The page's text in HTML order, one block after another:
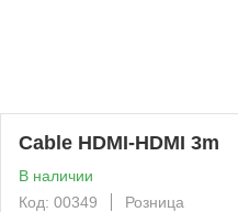
Cable HDMI-HDMI 3m
В наличии
Код: 00349
Розница